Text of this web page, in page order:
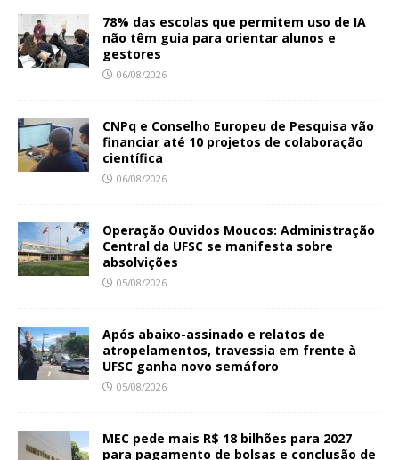
78% das escolas que permitem uso de IA
não têm guia para orientar alunos e
gestores
06/08/2026
CNPq e Conselho Europeu de Pesquisa vão
financiar até 10 projetos de colaboração
científica
06/08/2026
Operação Ouvidos Moucos: Administração
Central da UFSC se manifesta sobre
absolvições
05/08/2026
Após abaixo-assinado e relatos de
atropelamentos, travessia em frente à
UFSC ganha novo semáforo
05/08/2026
MEC pede mais R$ 18 bilhões para 2027
para pagamento de bolsas e conclusão de